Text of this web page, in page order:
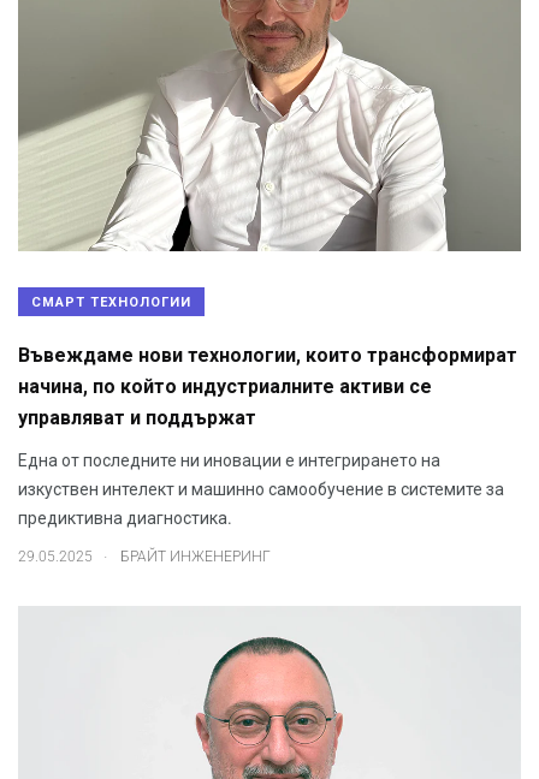
СМАРТ ТЕХНОЛОГИИ
Въвеждаме нови технологии, които трансформират
начина, по който индустриалните активи се
управляват и поддържат
Една от последните ни иновации е интегрирането на
изкуствен интелект и машинно самообучение в системите за
предиктивна диагностика.
29.05.2025 . БРАЙТ ИНЖЕНЕРИНГ